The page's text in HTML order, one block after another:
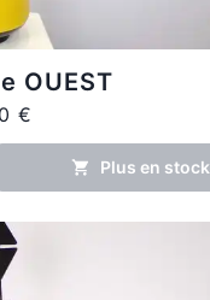
OUEST
€
Plus en stock